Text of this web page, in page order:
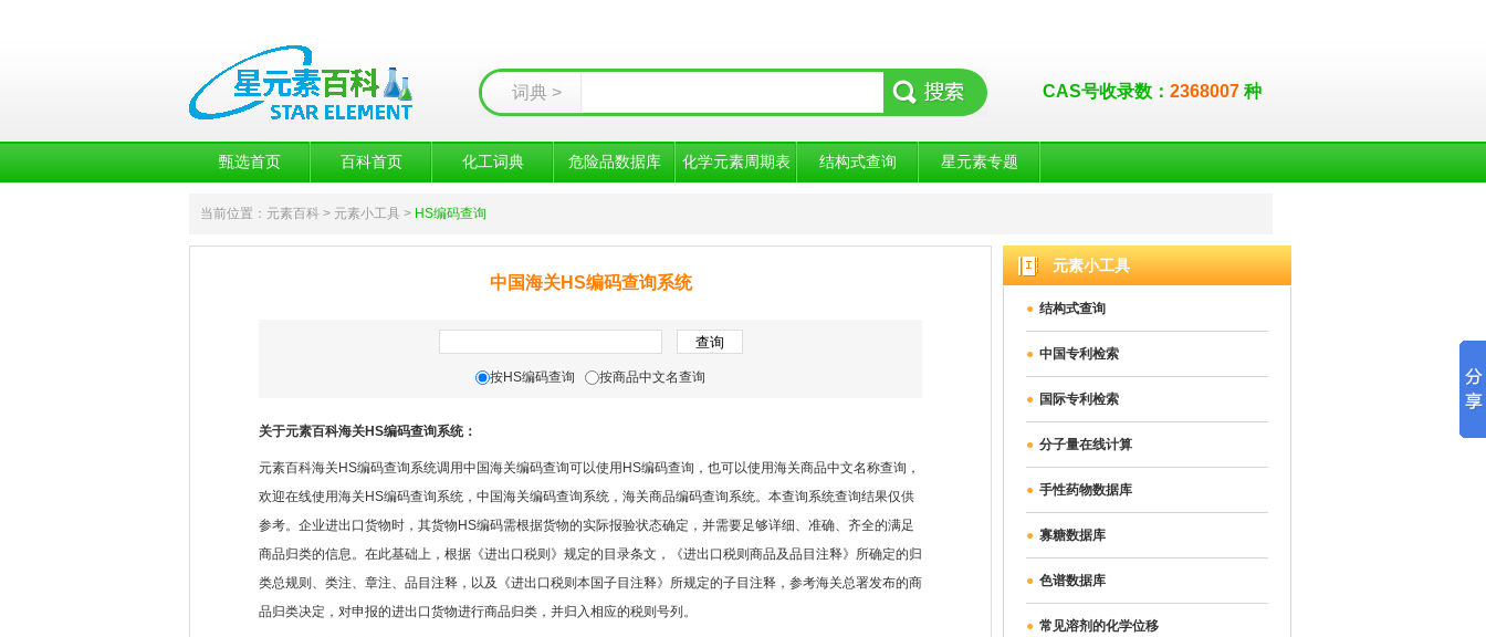
词典 > CAS号收录数： 2368007 种
甄选首页 百科首页 化工词典 危险品数据库 化学元素周期表 结构式查询 星元素专题
当前位置： 元素百科 > 元素小工具 > HS编码查询
中国海关HS编码查询系统
按HS编码查询 按商品中文名查询
关于元素百科海关HS编码查询系统：
元素百科海关HS编码查询系统调用中国海关编码查询可以使用HS编码查询，也可以使用海关商品中文名称查询，
欢迎在线使用海关HS编码查询系统，中国海关编码查询系统，海关商品编码查询系统。本查询系统查询结果仅供
参考。企业进出口货物时，其货物HS编码需根据货物的实际报验状态确定，并需要足够详细、准确、齐全的满足
商品归类的信息。在此基础上，根据《进出口税则》规定的目录条文，《进出口税则商品及品目注释》所确定的归
类总规则、类注、章注、品目注释，以及《进出口税则本国子目注释》所规定的子目注释，参考海关总署发布的商
品归类决定，对申报的进出口货物进行商品归类，并归入相应的税则号列。
元素小工具
● 结构式查询
● 中国专利检索
● 国际专利检索
● 分子量在线计算
● 手性药物数据库
● 寡糖数据库
● 色谱数据库
● 常见溶剂的化学位移